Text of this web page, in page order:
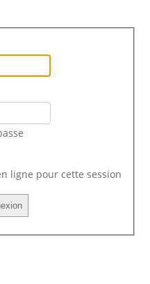
ligne pour cette session